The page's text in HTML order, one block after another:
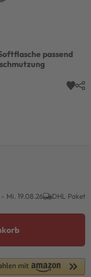
passend
- Mi. 19.08.26 DHL Paket